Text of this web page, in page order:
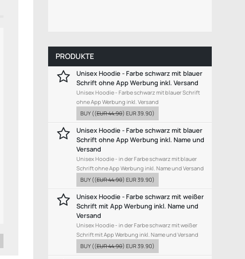
PRODUKTE
Unisex Hoodie - Farbe schwarz mit blauer
Schrift ohne App Werbung inkl. Versand
Unisex Hoodie - Farbe schwarz mit blauer Schrift
ohne App Werbung inkl. Versand
BUY ((EUR 44.90) EUR 39.90)
Unisex Hoodie - Farbe schwarz mit blauer
Schrift ohne App Werbung inkl. Name und
Versand
Unisex Hoodie - in der Farbe schwarz mit blauer
Schrift ohne App Werbung inkl. Name und Versand
BUY ((EUR 44.90) EUR 39.90)
Unisex Hoodie - Farbe schwarz mit weißer
Schrift mit App Werbung inkl. Name und
Versand
Unisex Hoodie - in der Farbe schwarz mit weißer
Schrift mit App Werbung inkl. Name und Versand
BUY ((EUR 44.90) EUR 39.90)